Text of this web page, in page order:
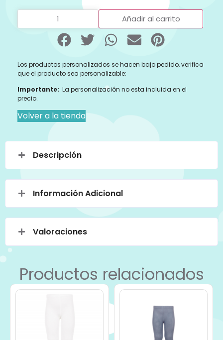
Añadir al carrito
Los productos personalizados se hacen bajo pedido, verifica
que el producto sea personalizable:
Importante: La personalización no esta incluida en el
precio.
Volver a la tienda
Descripción
Información Adicional
Valoraciones
Productos relacionados